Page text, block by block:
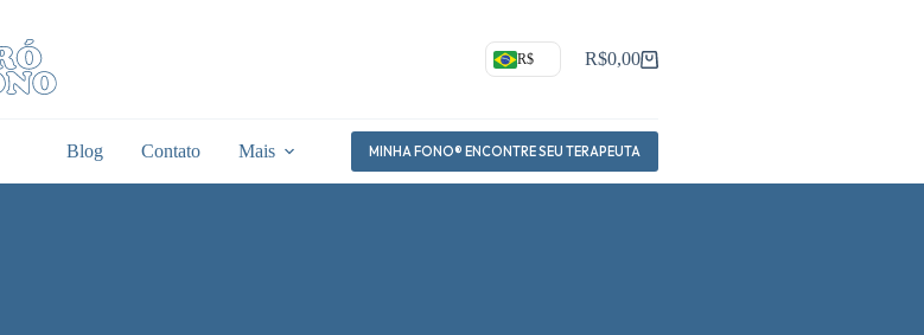
R$ Carrinho
R$0,00
Blog Contato Mais MINHA FONO® ENCONTRE SEU TERAPEUTA